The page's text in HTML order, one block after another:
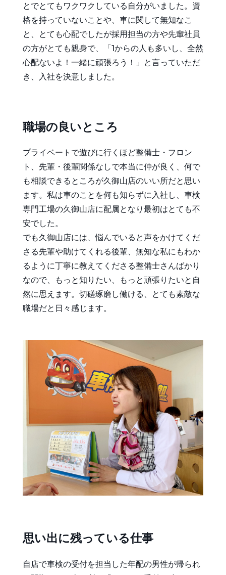
とでとてもワクワクしている自分がいました。資
格を持っていないことや、車に関して無知なこ
と、とても心配でしたが採用担当の方や先輩社員
の方がとても親身で、「1からの人も多いし、全然
心配ないよ！一緒に頑張ろう！」と言っていただ
き、入社を決意しました。
職場の良いところ
プライベートで遊びに行くほど整備士・フロン
ト、先輩・後輩関係なしで本当に仲が良く、何で
も相談できるところが久御山店のいい所だと思い
ます。私は車のことを何も知らずに入社し、車検
専門工場の久御山店に配属となり最初はとても不
安でした。
でも久御山店には、悩んでいると声をかけてくだ
さる先輩や助けてくれる後輩、無知な私にもわか
るように丁寧に教えてくださる整備士さんばかり
なので、もっと知りたい、もっと頑張りたいと自
然に思えます。切磋琢磨し働ける、とても素敵な
職場だと日々感じます。
思い出に残っている仕事
自店で車検の受付を担当した年配の男性が帰られ